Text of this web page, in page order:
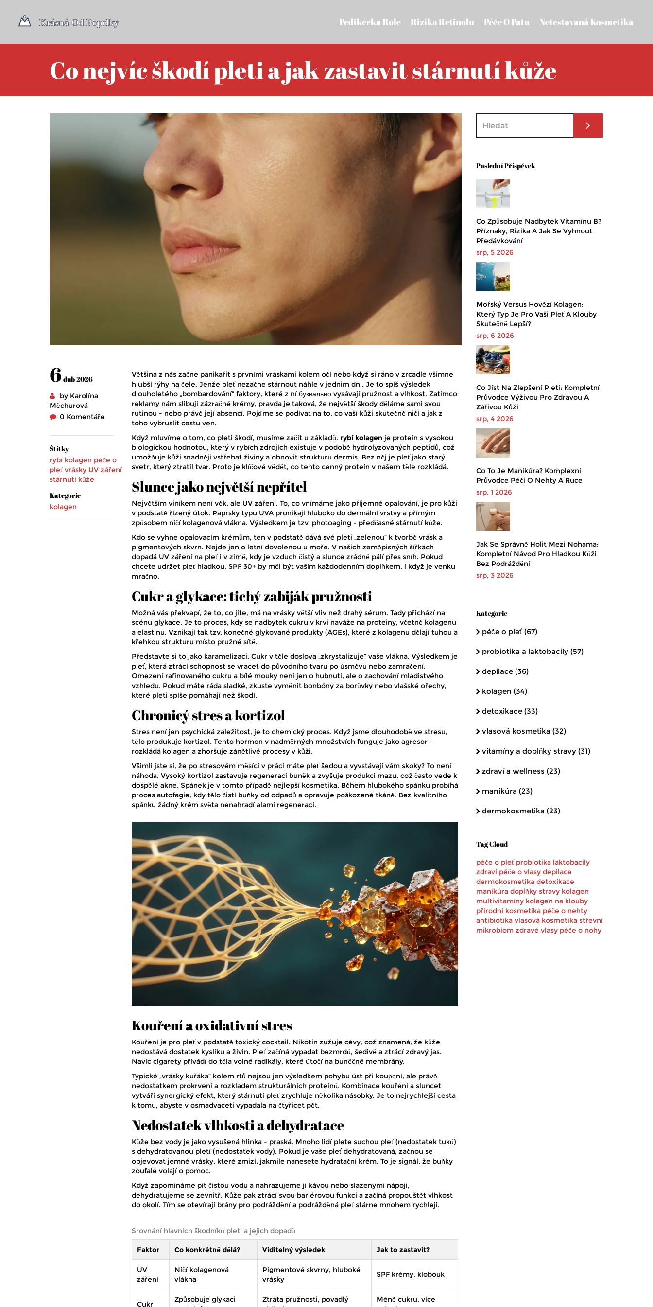
Netestovaná Kosmetika
Péče O Patu
Rizika Retinolu
Pedikérka Role
Co nejvíc škodí pleti a jak zastavit stárnutí kůže
6 dub 2026
by Karolína
Měchurová
0 Komentáře
Štítky
rybí kolagen péče o
pleť vrásky UV záření
stárnutí kůže
Kategorie
kolagen
Většina z nás začne panikařit s prvními vráskami kolem očí nebo když si ráno v zrcadle všimne
hlubší rýhy na čele. Jenže pleť nezačne stárnout náhle v jednim dni. Je to spíš výsledek
dlouholetého „bombardování“ faktory, které z ní буквально vysávají pružnost a vlhkost. Zatímco
reklamy nám slibují zázračné krémy, pravda je taková, že největší škody děláme sami svou
rutinou - nebo právě její absencí. Pojďme se podívat na to, co vaší kůži skutečně ničí a jak z
toho vybruslit cestu ven.
Když mluvíme o tom, co pleti škodí, musíme začít u základů. rybí kolagen je protein s vysokou
biologickou hodnotou, který v rybích zdrojích existuje v podobě hydrolyzovaných peptidů, což
umožňuje kůži snadněji vstřebat živiny a obnovit strukturu dermis. Bez něj je pleť jako starý
svetr, který ztratil tvar. Proto je klíčové vědět, co tento cenný protein v našem těle rozkládá.
Slunce jako největší nepřítel
Největším viníkem není věk, ale UV záření. To, co vnímáme jako příjemné opalování, je pro kůži
v podstatě řízený útok. Paprsky typu UVA pronikají hluboko do dermální vrstvy a přímým
způsobem ničí kolagenová vlákna. Výsledkem je tzv. photoaging - předčasné stárnutí kůže.
Kdo se vyhne opalovacím krémům, ten v podstatě dává své pleti „zelenou“ k tvorbě vrásk a
pigmentových skvrn. Nejde jen o letní dovolenou u moře. V našich zeměpisných šířkách
dopadá UV záření na pleť i v zimě, kdy je vzduch čistý a slunce zrádně pálí přes sníh. Pokud
chcete udržet pleť hladkou, SPF 30+ by měl být vaším každodenním doplňkem, i když je venku
mračno.
Cukr a glykace: tichý zabiják pružnosti
Možná vás překvapí, že to, co jíte, má na vrásky větší vliv než drahý sérum. Tady přichází na
scénu glykace. Je to proces, kdy se nadbytek cukru v krvi naváže na proteiny, včetně kolagenu
a elastinu. Vznikají tak tzv. konečné glykované produkty (AGEs), které z kolagenu dělají tuhou a
křehkou strukturu místo pružné sítě.
Představte si to jako karamelizaci. Cukr v těle doslova „zkrystalizuje“ vaše vlákna. Výsledkem je
pleť, která ztrácí schopnost se vracet do původního tvaru po úsměvu nebo zamračení.
Omezení rafinovaného cukru a bílé mouky není jen o hubnutí, ale o zachování mladistvého
vzhledu. Pokud máte ráda sladké, zkuste vyměnit bonbóny za borůvky nebo vlašské ořechy,
které pleti spíše pomáhají než škodí.
Chronicý stres a kortizol
Stres není jen psychická záležitost, je to chemický proces. Když jsme dlouhodobě ve stresu,
tělo produkuje kortizol. Tento hormon v nadměrných množstvích funguje jako agresor -
rozkládá kolagen a zhoršuje zánětlivé procesy v kůži.
Všimli jste si, že po stresovém měsíci v práci máte pleť šedou a vyvstávají vám skoky? To není
náhoda. Vysoký kortizol zastavuje regeneraci buněk a zvyšuje produkci mazu, což často vede k
dospělé akne. Spánek je v tomto případě nejlepší kosmetika. Během hlubokého spánku probíhá
proces autofagie, kdy tělo čistí buňky od odpadů a opravuje poškozené tkáně. Bez kvalitního
spánku žádný krém světa nenahradí alami regeneraci.
Kouření a oxidativní stres
Kouření je pro pleť v podstatě toxický cocktail. Nikotin zužuje cévy, což znamená, že kůže
nedostává dostatek kyslíku a živin. Pleť začíná vypadat bezmrdů, šedivě a ztrácí zdravý jas.
Navíc cigarety přivádí do těla volné radikály, které útočí na buněčné membrány.
Typické „vrásky kuřáka“ kolem rtů nejsou jen výsledkem pohybu úst při kouреní, ale právě
nedostatkem prokrvení a rozkladem strukturálních proteinů. Kombinace kouření a sluncet
vytváří synergický efekt, který stárnutí pleť zrychluje několika násobky. Je to nejrychlejší cesta
k tomu, abyste v osmadvaceti vypadala na čtyřicet pět.
Nedostatek vlhkosti a dehydratace
Kůže bez vody je jako vysušená hlinka - praská. Mnoho lidí plete suchou pleť (nedostatek tuků)
s dehydratovanou pletí (nedostatek vody). Pokud je vaše pleť dehydratovaná, začnou se
objevovat jemné vrásky, které zmizí, jakmile nanesete hydratační krém. To je signál, že buňky
zoufale volají o pomoc.
Když zapomínáme pít čistou vodu a nahrazujeme ji kávou nebo slazenými nápoji,
dehydratujeme se zevnitř. Kůže pak ztrácí svou bariérovou funkci a začíná propouštět vlhkost
do okolí. Tím se otevírají brány pro podráždění a podrážděná pleť stárne mnohem rychleji.
Srovnání hlavních škodníků pleti a jejich dopadů
Faktor Co konkrétně dělá? Viditelný výsledek Jak to zastavit?
UV
záření
Ničí kolagenová
vlákna
Pigmentové skvrny, hluboké
vrásky
SPF krémy, klobouk
Cukr
Způsobuje glykaci
Ztráta pružnosti, povadlý
Méně cukru, více
Poslední Příspěvek
Co Způsobuje Nadbytek Vitamínu B?
Příznaky, Rizika A Jak Se Vyhnout
Předávkování
srp, 5 2026
Mořský Versus Hovězí Kolagen:
Který Typ Je Pro Vaši Pleť A Klouby
Skutečně Lepší?
srp, 6 2026
Co Jíst Na Zlepšení Pleti: Kompletní
Průvodce Výživou Pro Zdravou A
Zářivou Kůži
srp, 4 2026
Co To Je Manikúra? Komplexní
Průvodce Péčí O Nehty A Ruce
srp, 1 2026
Jak Se Správně Holit Mezi Nohama:
Kompletní Návod Pro Hladkou Kůži
Bez Podráždění
srp, 3 2026
Kategorie
péče o pleť (67)
probiotika a laktobacily (57)
depilace (36)
kolagen (34)
detoxikace (33)
vlasová kosmetika (32)
vitamíny a doplňky stravy (31)
zdraví a wellness (23)
manikúra (23)
dermokosmetika (23)
Tag Cloud
péče o pleť probiotika laktobacily
zdraví péče o vlasy depilace
dermokosmetika detoxikace
manikúra doplňky stravy kolagen
multivitamíny kolagen na klouby
přírodní kosmetika péče o nehty
antibiotika vlasová kosmetika střevní
mikrobiom zdravé vlasy péče o nohy